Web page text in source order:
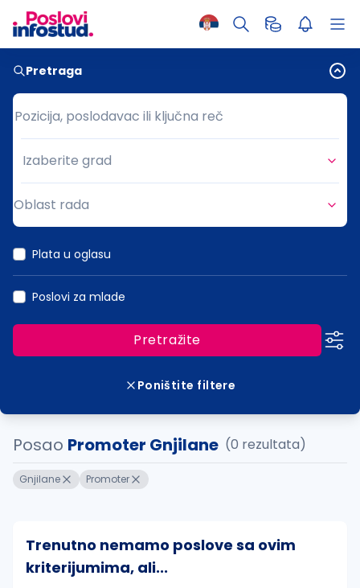
Pretraga
Pozicija, poslodavac ili ključna reč
Pozicija, poslodavac ili ključna reč
Grad
Izaberite grad
Oblast rada
Plata u oglasu
Poslovi za mlade
Pretražite
Poništite filtere
Posao Promoter Gnjilane (0 rezultata)
Gnjilane Promoter
Trenutno nemamo poslove sa ovim
kriterijumima, ali...